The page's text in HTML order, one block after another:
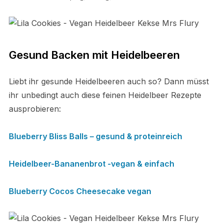
Gesund Backen mit Heidelbeeren
Liebt ihr gesunde Heidelbeeren auch so? Dann müsst
ihr unbedingt auch diese feinen Heidelbeer Rezepte
ausprobieren:
Blueberry Bliss Balls – gesund & proteinreich
Heidelbeer-Bananenbrot -vegan & einfach
Blueberry Cocos Cheesecake vegan